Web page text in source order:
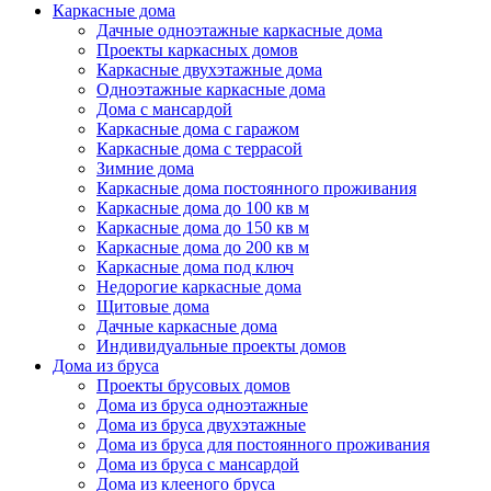
Каркасные дома
Дачные одноэтажные каркасные дома
Проекты каркасных домов
Каркасные двухэтажные дома
Одноэтажные каркасные дома
Дома с мансардой
Каркасные дома с гаражом
Каркасные дома с террасой
Зимние дома
Каркасные дома постоянного проживания
Каркасные дома до 100 кв м
Каркасные дома до 150 кв м
Каркасные дома до 200 кв м
Каркасные дома под ключ
Недорогие каркасные дома
Щитовые дома
Дачные каркасные дома
Индивидуальные проекты домов
Дома из бруса
Проекты брусовых домов
Дома из бруса одноэтажные
Дома из бруса двухэтажные
Дома из бруса для постоянного проживания
Дома из бруса с мансардой
Дома из клееного бруса